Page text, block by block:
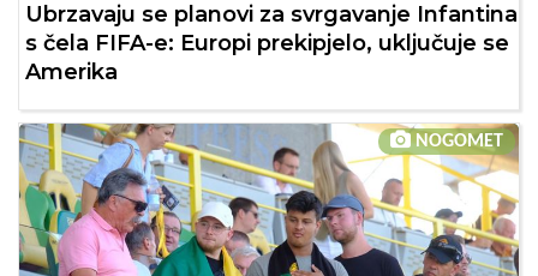
Ubrzavaju se planovi za svrgavanje Infantina
s čela FIFA-e: Europi prekipjelo, uključuje se
Amerika
NOGOMET